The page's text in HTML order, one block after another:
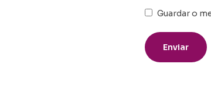
Guardar o